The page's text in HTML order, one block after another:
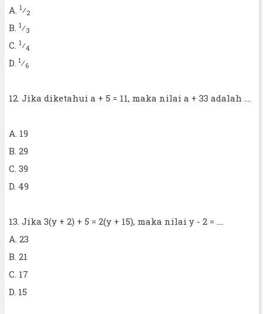
A. 1⁄2
B. 1⁄3
C. 1⁄4
D. 1⁄6
12. Jika diketahui a + 5 = 11, maka nilai a + 33 adalah ....
A. 19
B. 29
C. 39
D. 49
13. Jika 3(y + 2) + 5 = 2(y + 15), maka nilai y - 2 = ....
A. 23
B. 21
C. 17
D. 15